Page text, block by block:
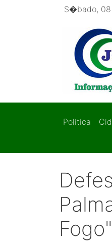
S�bado, 08
Politica
Fogo"